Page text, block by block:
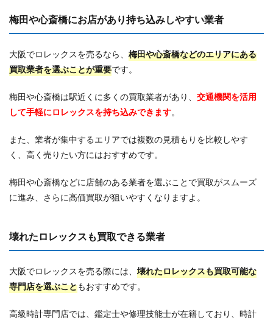
梅田や心斎橋にお店があり持ち込みしやすい業者
大阪でロレックスを売るなら、 梅田や心斎橋などのエリアにある
買取業者を選ぶことが重要です。
梅田や心斎橋は駅近くに多くの買取業者があり、 交通機関を活用
して手軽にロレックスを持ち込みできます。
また、業者が集中するエリアでは複数の見積もりを比較しやす
く、高く売りたい方にはおすすめです。
梅田や心斎橋などに店舗のある業者を選ぶことで買取がスムーズ
に進み、さらに高価買取が狙いやすくなりますよ。
壊れたロレックスも買取できる業者
大阪でロレックスを売る際には、 壊れたロレックスも買取可能な
専門店を選ぶこともおすすめです。
高級時計専門店では、鑑定士や修理技能士が在籍しており、時計